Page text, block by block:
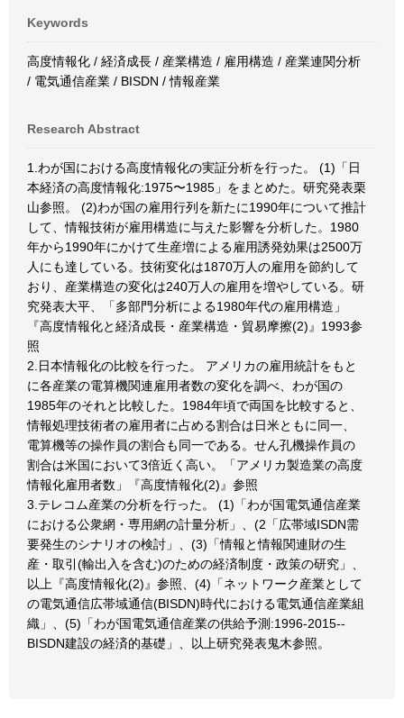
Keywords
高度情報化 / 経済成長 / 産業構造 / 雇用構造 / 産業連関分析
/ 電気通信産業 / BISDN / 情報産業
Research Abstract
1.わが国における高度情報化の実証分析を行った。 (1)「日
本経済の高度情報化:1975〜1985」をまとめた。研究発表栗
山参照。 (2)わが国の雇用行列を新たに1990年について推計
して、情報技術が雇用構造に与えた影響を分析した。1980
年から1990年にかけて生産増による雇用誘発効果は2500万
人にも達している。技術変化は1870万人の雇用を節約して
おり、産業構造の変化は240万人の雇用を増やしている。研
究発表大平、「多部門分析による1980年代の雇用構造」
『高度情報化と経済成長・産業構造・貿易摩擦(2)』1993参
照
2.日本情報化の比較を行った。 アメリカの雇用統計をもと
に各産業の電算機関連雇用者数の変化を調べ、わが国の
1985年のそれと比較した。1984年頃で両国を比較すると、
情報処理技術者の雇用者に占める割合は日米ともに同一、
電算機等の操作員の割合も同一である。せん孔機操作員の
割合は米国において3倍近く高い。「アメリカ製造業の高度
情報化雇用者数」『高度情報化(2)』参照
3.テレコム産業の分析を行った。 (1)「わが国電気通信産業
における公衆網・専用網の計量分析」、(2「広帯域ISDN需
要発生のシナリオの検討」、(3)「情報と情報関連財の生
産・取引(輸出入を含む)のための経済制度・政策の研究」、
以上『高度情報化(2)』参照、(4)「ネットワーク産業として
の電気通信広帯域通信(BISDN)時代における電気通信産業組
織」、(5)「わが国電気通信産業の供給予測:1996-2015--
BISDN建設の経済的基礎」、以上研究発表鬼木参照。